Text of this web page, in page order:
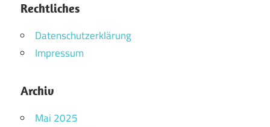
Rechtliches
Datenschutzerklärung
Impressum
Archiv
Mai 2025